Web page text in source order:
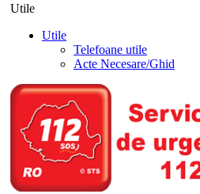
Utile
Utile
Telefoane utile
Acte Necesare/Ghid